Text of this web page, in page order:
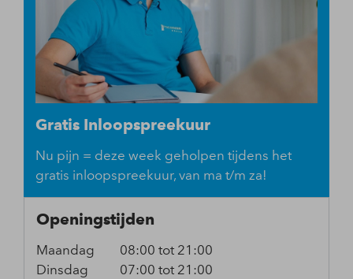
Gratis Inloopspreekuur
Nu pijn = deze week geholpen tijdens het
gratis inloopspreekuur, van ma t/m za!
Openingstijden
Maandag
Dinsdag
08:00 tot 21:00
07:00 tot 21:00